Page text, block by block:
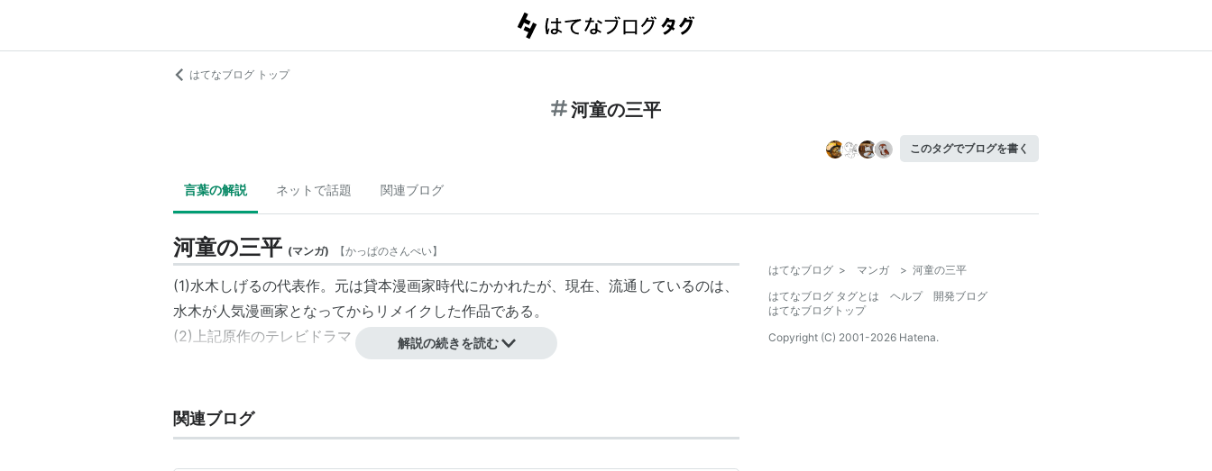
はてなブログ トップ
河童の三平
このタグでブログを書く
言葉の解説 ネットで話題 関連ブログ
河童の三平 (マンガ) 【かっぱのさんぺい】
(1)水木しげるの代表作。元は貸本漫画家時代にかかれたが、現在、流通しているのは、
水木が人気漫画家となってからリメイクした作品である。
(2)上記原作のテレビドラマ
解説の続きを読む
関連ブログ
はてなブログ > マンガ > 河童の三平
はてなブログ タグとは
ヘルプ
開発ブログ
はてなブログトップ
Copyright (C) 2001-2026 Hatena.